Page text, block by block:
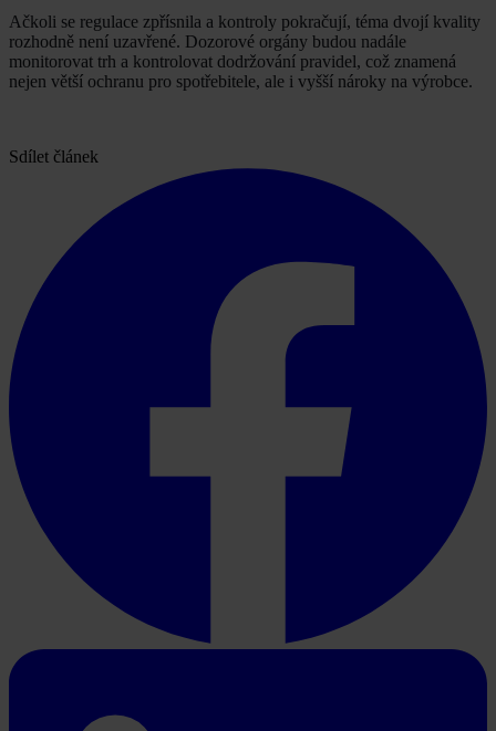
Ačkoli se regulace zpřísnila a kontroly pokračují, téma dvojí kvality
rozhodně není uzavřené. Dozorové orgány budou nadále
monitorovat trh a kontrolovat dodržování pravidel, což znamená
nejen větší ochranu pro spotřebitele, ale i vyšší nároky na výrobce.
Sdílet článek